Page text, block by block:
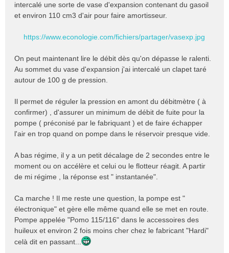
intercalé une sorte de vase d'expansion contenant du gasoil
et environ 110 cm3 d'air pour faire amortisseur.
https://www.econologie.com/fichiers/partager/vasexp.jpg
On peut maintenant lire le débit dès qu'on dépasse le ralenti.
Au sommet du vase d'expansion j'ai intercalé un clapet taré
autour de 100 g de pression.
Il permet de réguler la pression en amont du débitmètre ( à
confirmer) , d'assurer un minimum de débit de fuite pour la
pompe ( préconisé par le fabriquant ) et de faire échapper
l'air en trop quand on pompe dans le réservoir presque vide.
A bas régime, il y a un petit décalage de 2 secondes entre le
moment ou on accélère et celui ou le flotteur réagit. A partir
de mi régime , la réponse est " instantanée".
Ca marche ! Il me reste une question, la pompe est "
électronique" et gère elle même quand elle se met en route.
Pompe appelée "Pomo 115/116" dans le accessoires des
huileux et environ 2 fois moins cher chez le fabricant "Hardi"
celà dit en passant...